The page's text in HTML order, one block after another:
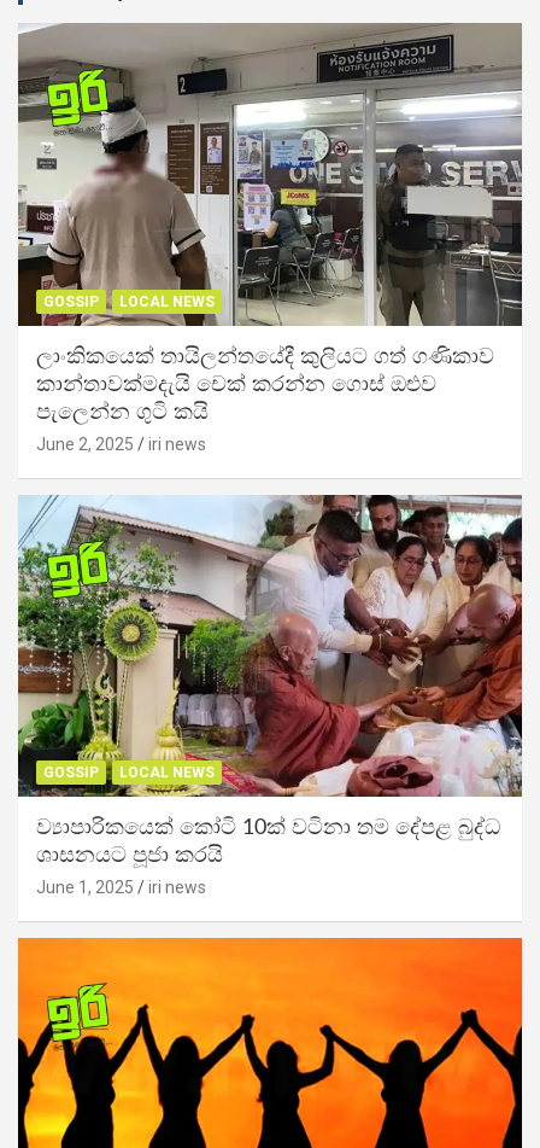
GOSSIP LOCAL NEWS
ලාංකිකයෙක් තායිලන්තයේදී කුලියට ගත් ගණිකාව
කාන්තාවක්මදැයි චෙක් කරන්න ගොස් ඔළුව
පැලෙන්න ගුටි කයි
June 2, 2025 iri news
GOSSIP LOCAL NEWS
ව්‍යාපාරිකයෙක් කෝටි 10ක් වටිනා තම දේපළ බුද්ධ
ශාසනයට පූජා කරයි
June 1, 2025 iri news